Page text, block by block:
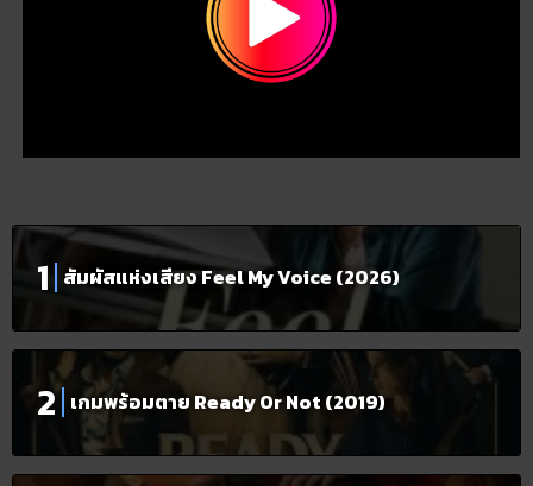
สัมผัสแห่งเสียง Feel My Voice (2026)
เกมพร้อมตาย Ready Or Not (2019)